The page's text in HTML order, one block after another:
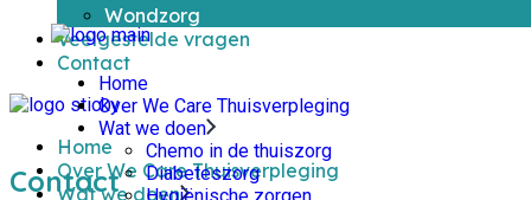
Wondzorg
Veelgestelde vragen
Contact
Home
Over We Care Thuisverpleging
Wat we doen
Home
Over We Care Thuisverpleging
Wat we doen
Chemo in de thuiszorg
Diabeteszorg
Contact